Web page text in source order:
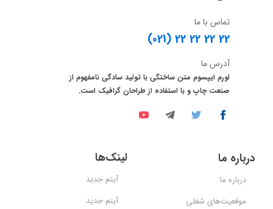
تماس با ما
(021) 22 22 22 22
آدرس ما
لورم ایپسوم متن ساختگی با تولید سادگی نامفهوم از
صنعت چاپ و با استفاده از طراحان گرافیک است.
درباره ما
موقعیت‌های شغلی
درباره ما لینک‌ها
آیتم جدید
آیتم جدید